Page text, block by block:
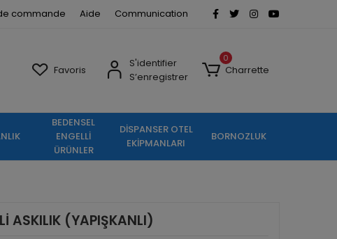
commande Aide Communication
Favoris
S'identifier
S’enregistrer
0
Charrette
BEDENSEL
ENGELLİ
ÜRÜNLER
DİSPANSER OTEL
EKİPMANLARI
BORNOZLUK
ASKILIK (YAPIŞKANLI)